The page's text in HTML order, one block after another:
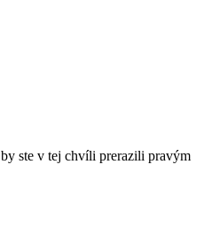
ste v tej chvíli prerazili pravým